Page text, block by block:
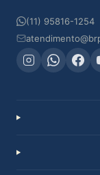
(11) 95816-1254